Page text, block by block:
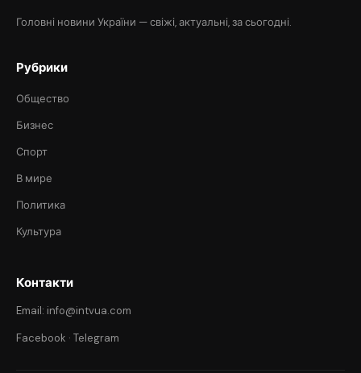
Головні новини України — свіжі, актуальні, за сьогодні.
Рубрики
Общество
Бизнес
Спорт
В мире
Политика
Культура
Контакти
Email: info@intvua.com
Facebook · Telegram